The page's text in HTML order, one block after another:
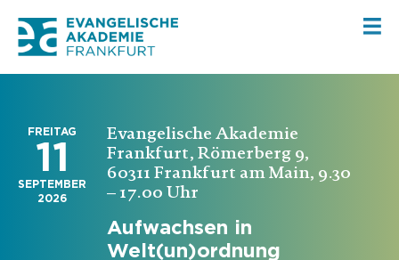
FREITAG
11
SEPTEMBER
2026
Evangelische Akademie
Frankfurt, Römerberg 9,
60311 Frankfurt am Main, 9.30
– 17.00 Uhr
Aufwachsen in
Welt(un)ordnung